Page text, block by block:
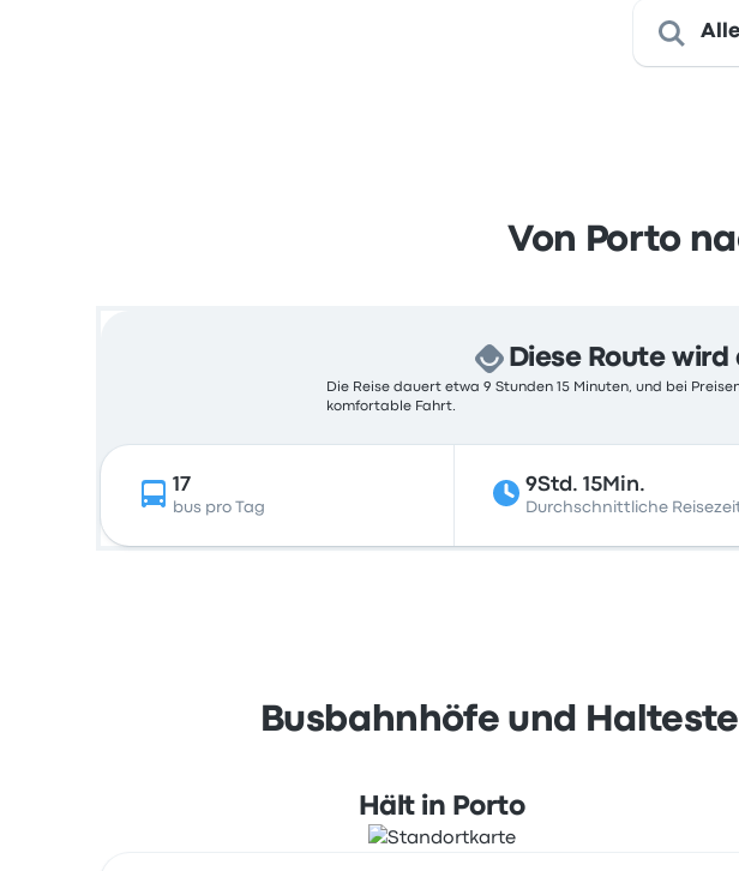
Von Porto
Diese Route
Die Reise dauert etwa 9 Stunden 15 Minuten, und bei
komfortable Fahrt.
17
bus pro Tag
9Std. 15Min.
Durchschnittliche
Busbahnhöfe und
Hält in Porto